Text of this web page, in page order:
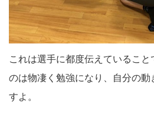
これは選手に都度伝えているこ
のは物凄く勉強になり、自分の
すよ。